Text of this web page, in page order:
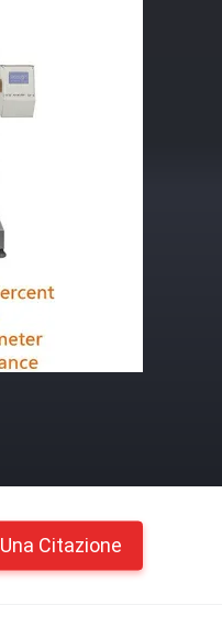
Citazione